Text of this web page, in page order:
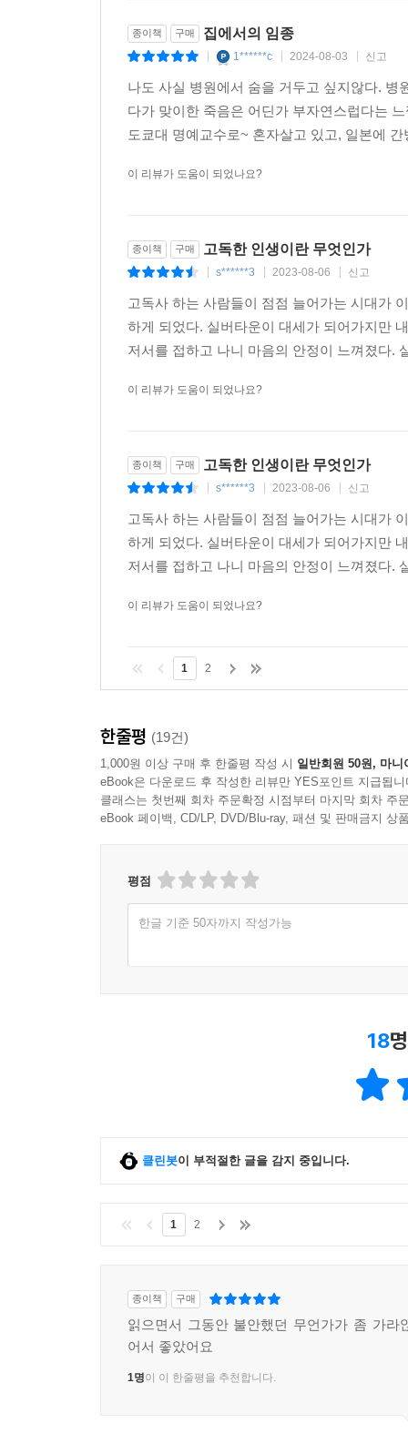
일본 현지 독자 서평 중에서
*****3년 전에 돌아가신 아버지를 생각하며, 그리
*****주변에 병원에 입원한 사람들이 공통적으로
*****혼자 사는 여자인 저는 “맞아, 맞아! 진짜 그
크게 반감을 느낄지도 모르겠습니다.
종이책 구매 집에서의 임종
1******c 2024-08-03 신고
나도 사실 병원에서 숨을 거두고 싶지않다.
다가 맞이한 죽음은 어딘가 부자연스럽다는
도쿄대 명예교수로~ 혼자살고 있고, 일본에
이 리뷰가 도움이 되었나요?
종이책 구매 고독한 인생이란 무엇인가
s******3 2023-08-06 신고
고독사 하는 사람들이 점점 늘어가는 시대가
하게 되었다. 실버타운이 대세가 되어가지만
저서를 접하고 나니 마음의 안정이 느껴졌다.
이 리뷰가 도움이 되었나요?
종이책 구매 고독한 인생이란 무엇인가
s******3 2023-08-06 신고
고독사 하는 사람들이 점점 늘어가는 시대가
하게 되었다. 실버타운이 대세가 되어가지만
저서를 접하고 나니 마음의 안정이 느껴졌다.
이 리뷰가 도움이 되었나요?
1 2
한줄평 (19건)
1,000원 이상 구매 후 한줄평 작성 시 일반회원 50원, 마니
eBook은 다운로드 후 작성한 리뷰만 YES포인트 지급됩니
클래스는 첫번째 회차 주문확정 시점부터 마지막 회차 주
eBook 페이백, CD/LP, DVD/Blu-ray, 패션 및 판매금지 상
평점
한글 기준 50자까지 작성가능
18
클린봇이 부적절한 글을 감지 중입니다.
1 2
종이책 구매
읽으면서 그동안 불안했던 무언가가 좀 가라
어서 좋았어요
1명이 이 한줄평을 추천합니다.